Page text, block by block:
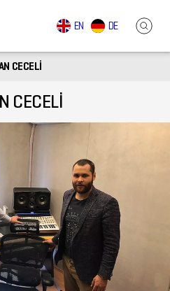
EN DE
CECELİ
CECELİ